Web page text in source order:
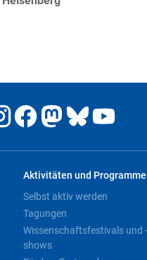
Aktivitäten und Programme
Selbst aktiv werden
Tagungen
Wissenschaftsfestivals und -
shows